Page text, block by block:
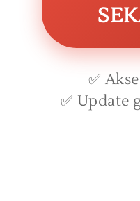
✅
✅ Update